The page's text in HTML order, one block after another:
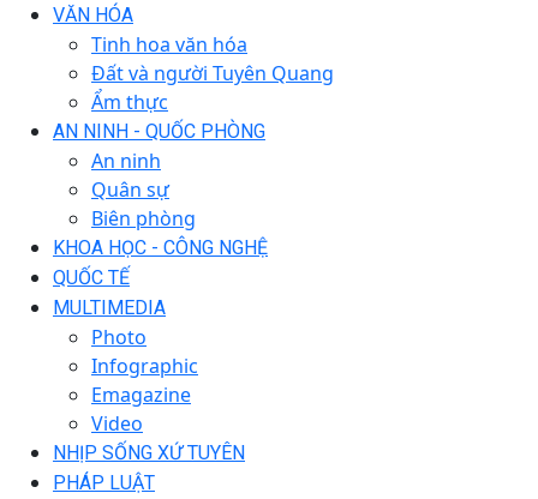
VĂN HÓA
Tinh hoa văn hóa
Đất và người Tuyên Quang
Ẩm thực
AN NINH - QUỐC PHÒNG
An ninh
Quân sự
Biên phòng
KHOA HỌC - CÔNG NGHỆ
QUỐC TẾ
MULTIMEDIA
Photo
Infographic
Emagazine
Video
NHỊP SỐNG XỨ TUYÊN
PHÁP LUẬT